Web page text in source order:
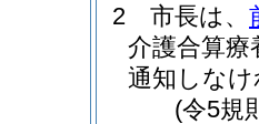
2
市長は、
介護合算療
通知しな
(令5規